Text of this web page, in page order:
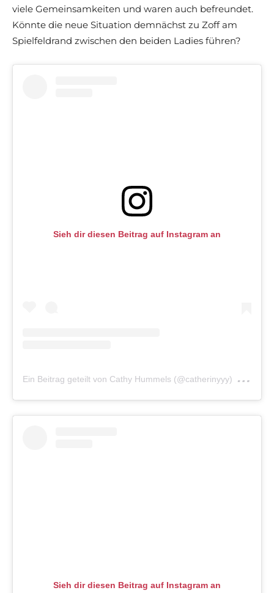
viele Gemeinsamkeiten und waren auch befreundet.
Könnte die neue Situation demnächst zu Zoff am
Spielfeldrand zwischen den beiden Ladies führen?
Sieh dir diesen Beitrag auf Instagram an
Ein Beitrag geteilt von Cathy Hummels (@catherinyyy)
Sieh dir diesen Beitrag auf Instagram an